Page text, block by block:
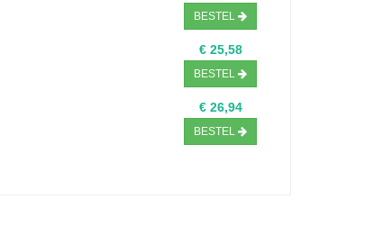
BESTEL
€ 25,58
BESTEL
€ 26,94
BESTEL